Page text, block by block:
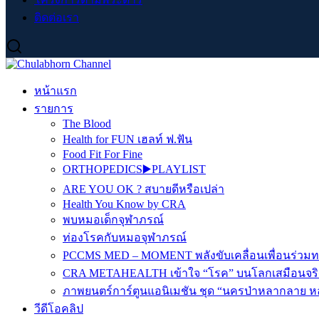
ติดต่อเรา
หน้าแรก
รายการ
The Blood
Health for FUN เฮลท์ ฟ.ฟัน
Food Fit For Fine
ORTHOPEDICS▶️PLAYLIST
ARE YOU OK ? สบายดีหรือเปล่า
Health You Know by CRA
พบหมอเด็กจุฬาภรณ์
ท่องโรคกับหมอจุฬาภรณ์
PCCMS MED – MOMENT พลังขับเคลื่อนเพื่อนร่วม
CRA METAHEALTH เข้าใจ “โรค” บนโลกเสมือนจริ
ภาพยนตร์การ์ตูนแอนิเมชัน ชุด “นครป่าหลากลาย ห
วีดีโอคลิป